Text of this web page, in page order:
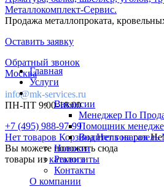
Продажа металлопроката,
Оставить заявку
Обратный звонок
Москва
info@mk-services.ru
ПН-ПТ 9:00-18:00
+7 (495) 988-97-99
Нет товаров КорзинаНет товаров
Вы можете положить сюда
товары изкаталога
Главная
Услуги
Вакансии
Менеджер По
Помощник
Водитель на газель
Новости
Реквизиты
Контакты
О компании